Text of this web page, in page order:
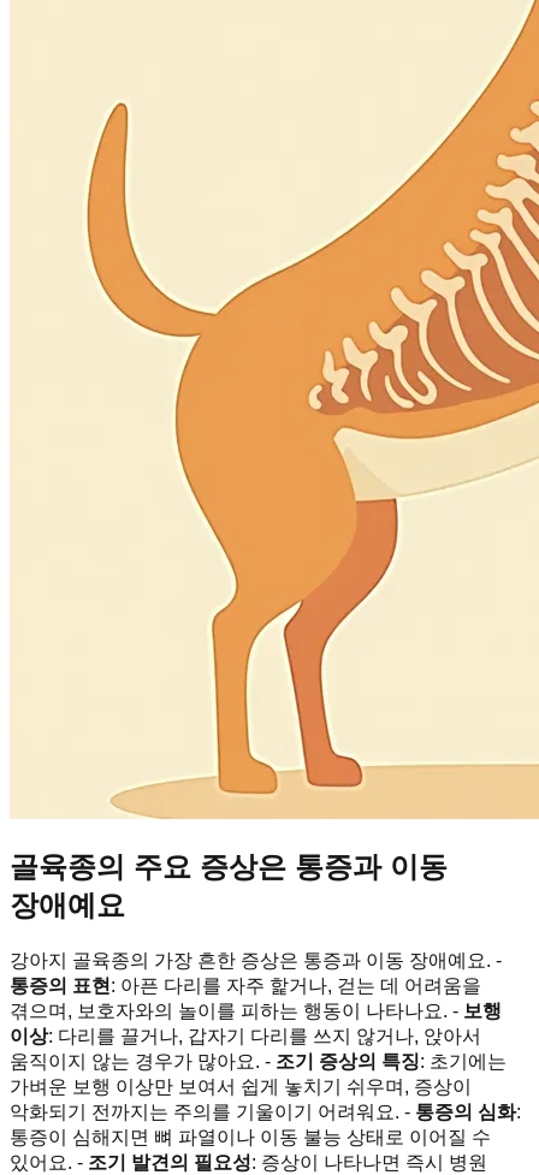
골육종의 주요 증상은 통증과 이동
장애예요
강아지 골육종의 가장 흔한 증상은 통증과 이동 장애예요. -
통증의 표현 : 아픈 다리를 자주 핥거나, 걷는 데 어려움을
겪으며, 보호자와의 놀이를 피하는 행동이 나타나요. - 보행
이상: 다리를 끌거나, 갑자기 다리를 쓰지 않거나, 앉아서
움직이지 않는 경우가 많아요. - 조기 증상의 특징: 초기에는
가벼운 보행 이상만 보여서 쉽게 놓치기 쉬우며, 증상이
악화되기 전까지는 주의를 기울이기 어려워요. - 통증의 심화:
통증이 심해지면 뼈 파열이나 이동 불능 상태로 이어질 수
있어요. - 조기 발견의 필요성: 증상이 나타나면 즉시 병원